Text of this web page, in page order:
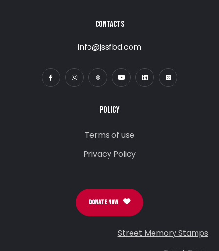
CONTACTS
info@jssfbd.com
POLICY
Terms of use
Privacy Policy
DONATE NOW
Street Memory Stamps